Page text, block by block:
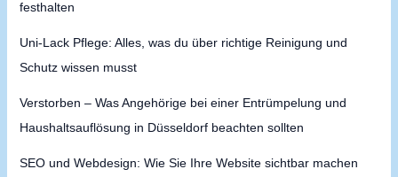
festhalten
Uni-Lack Pflege: Alles, was du über richtige Reinigung und
Schutz wissen musst
Verstorben – Was Angehörige bei einer Entrümpelung und
Haushaltsauflösung in Düsseldorf beachten sollten
SEO und Webdesign: Wie Sie Ihre Website sichtbar machen